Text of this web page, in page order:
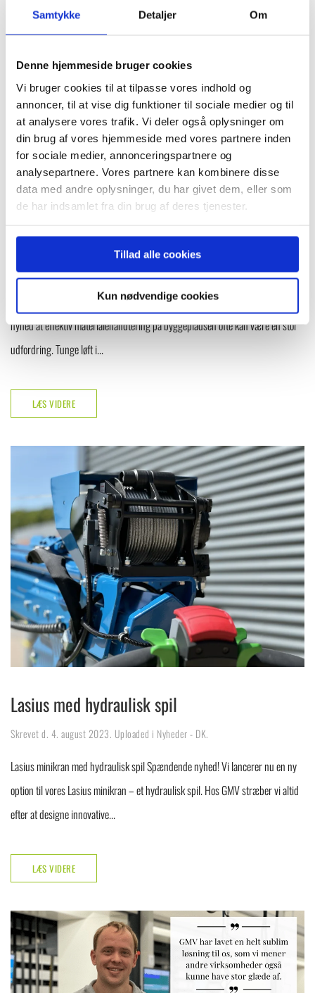
Samtykke Detaljer Om
Denne hjemmeside bruger cookies
Vi bruger cookies til at tilpasse vores indhold og
annoncer, til at vise dig funktioner til sociale medier og til
at analysere vores trafik. Vi deler også oplysninger om
din brug af vores hjemmeside med vores partnere inden
for sociale medier, annonceringspartnere og
analysepartnere. Vores partnere kan kombinere disse
data med andre oplysninger, du har givet dem, eller som
de har indsamlet fra din brug af deres tjenester.
Tillad alle cookies
Kun nødvendige cookies
De 5 dyreste fejl ved materialehåndtering
Skrevet d.4. november 2024. Uploaded iNyheder - DK.
De fem dyreste fejl ved materialehåndtering – én løsning Det er ikke en
nyhed at effektiv materialehåndtering på byggepladsen ofte kan være en stor
udfordring. Tunge løft i...
LÆS VIDERE
Lasius med hydraulisk spil
Skrevet d. 4. august 2023. Uploaded i Nyheder - DK.
Lasius minikran med hydraulisk spil Spændende nyhed! Vi lancerer nu en ny
option til vores Lasius minikran – et hydraulisk spil. Hos GMV stræber vi altid
efter at designe innovative...
LÆS VIDERE